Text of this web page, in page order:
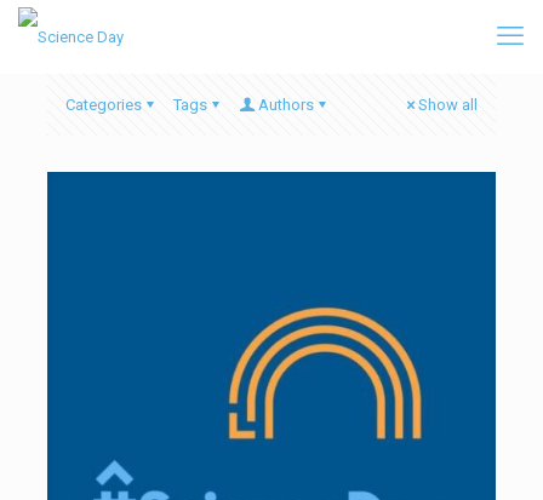
Categories Tags Authors Show all